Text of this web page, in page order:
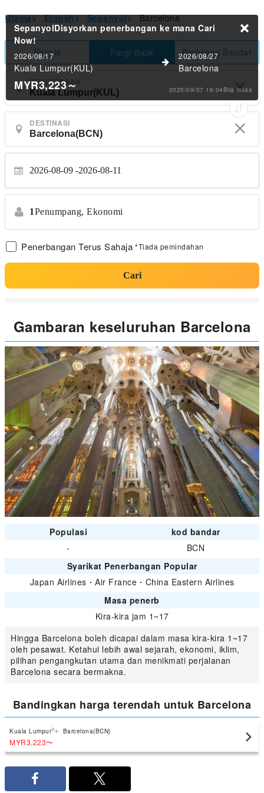
Utama> Eropah> Sepanyol> Barcelona
Sehala Pergi-Balik Berbilang Bandar
PERLEPASAN
DESTINASI
2026-08-09 2026-08-11
1Penumpang, Ekonomi
Penerbangan Terus Sahaja *Tiada pemindahan
Cari
SepanyolDisyorkan penerbangan ke mana Cari
Now!
2026/08/17
Kuala Lumpur(KUL)
2026/08/27
Barcelona
MYR3,223～ 2025/09/07 16:04Bila masa
Gambaran keseluruhan Barcelona
Populasi
kod bandar
-
BCN
Syarikat Penerbangan Popular
Japan Airlines ・ Air France ・ China Eastern Airlines
Masa penerb
Kira-kira jam 1~17
Hingga Barcelona boleh dicapai dalam masa kira-kira 1~17
oleh pesawat. Ketahui lebih awal sejarah, ekonomi, iklim,
pilihan pengangkutan utama dan menikmati perjalanan
Barcelona secara bermakna.
Bandingkan harga terendah untuk Barcelona
Kuala Lumpur Barcelona(BCN)
MYR3,223〜